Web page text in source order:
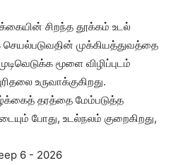
சிறந்த தூக்கம் உடல்
முக்கியத்துவத்தை
மூளை விழிப்புடம்
உருவாக்குகிறது.
தரத்தை மேம்படுத்த
போது, ​​உடல்நலம் குறைகிறது,